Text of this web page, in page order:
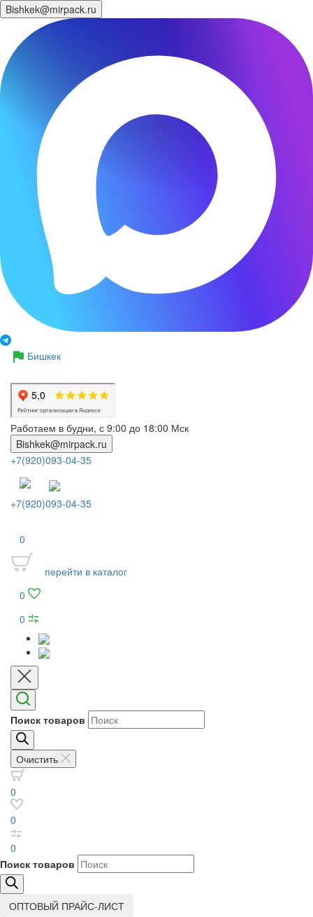
Bishkek@mirpack.ru
Бишкек
Работаем в будни, с 9:00 до 18:00 Мск
Bishkek@mirpack.ru
+7(920)093-04-35
+7(920)093-04-35
0
перейти в каталог
0
0
Поиск товаров
Очистить
0
0
0
Поиск товаров
ОПТОВЫЙ ПРАЙС-ЛИСТ